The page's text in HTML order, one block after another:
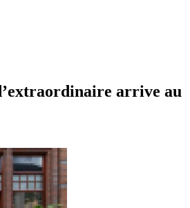
arrive au